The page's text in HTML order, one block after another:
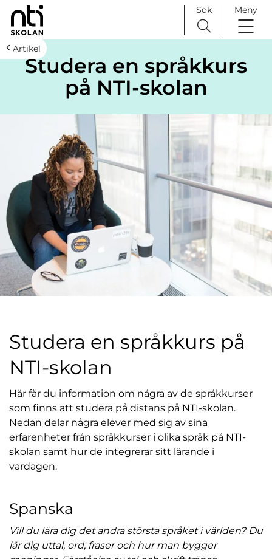
H
o
Huvudnavigation
Sök Meny
Artikel
Studera en språkkurs
på NTI-skolan
Studera en språkkurs på
NTI-skolan
Här får du information om några av de språkkurser
som finns att studera på distans på NTI-skolan.
Nedan delar några elever med sig av sina
erfarenheter från språkkurser i olika språk på NTI-
skolan samt hur de integrerar sitt lärande i
vardagen.
Spanska
Vill du lära dig det andra största språket i världen? Du
lär dig uttal, ord, fraser och hur man bygger